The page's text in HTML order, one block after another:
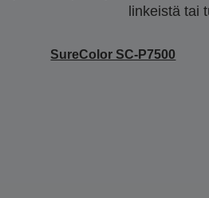
linkeistä tai
SureColor SC-P7500